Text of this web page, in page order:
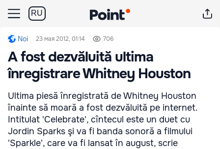
RU
Noi 23 мая 2012, 01:14 706
A fost dezvăluită ultima
înregistrare Whitney Houston
Ultima piesă înregistrată de Whitney Houston
înainte să moară a fost dezvăluită pe internet.
Intitulat 'Celebrate', cîntecul este un duet cu
Jordin Sparks şi va fi banda sonoră a filmului
'Sparkle', care va fi lansat în august, scrie